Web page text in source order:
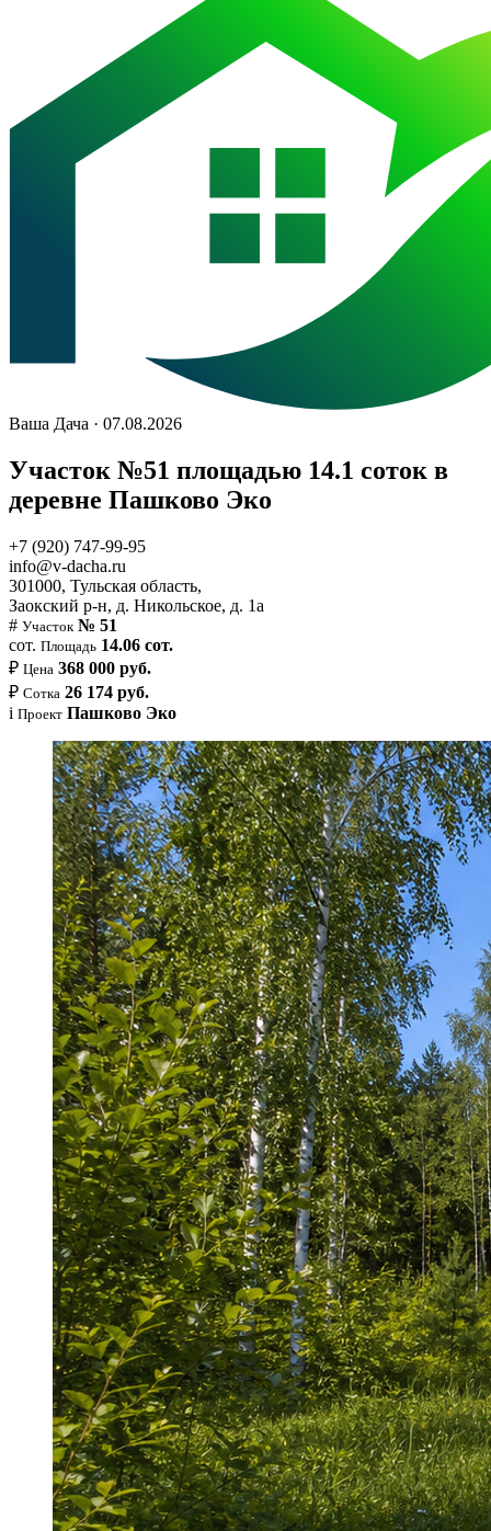
Ваша Дача · 07.08.2026
Участок №51 площадью 14.1 соток в
деревне Пашково Эко
+7 (920) 747-99-95
info@v-dacha.ru
301000, Тульская область,
Заокский р-н, д. Никольское, д. 1а
# Участок № 51
сот. Площадь 14.06 сот.
₽ Цена 368 000 руб.
₽ Сотка 26 174 руб.
i Проект Пашково Эко